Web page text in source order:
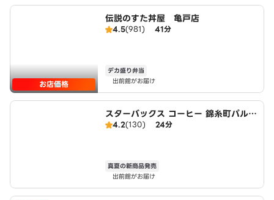
お店価格
伝説のすた丼屋 亀戸店
4.5(981) 41分
デカ盛り弁当
出前館がお届け
スターバックス コーヒー 錦糸町パルコ
店4.2(130) 24分
真夏の新商品発売
出前館がお届け